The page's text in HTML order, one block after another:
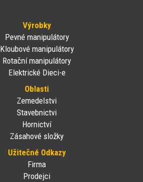
Výrobky
Pevné manipulátory
Kloubové manipulátory
Rotační manipulátory
Elektrické Dieci-e
Oblasti
Zemedelstvi
Stavebnictvi
Hornictví
Zásahové složky
Užitečné Odkazy
Firma
Prodejci